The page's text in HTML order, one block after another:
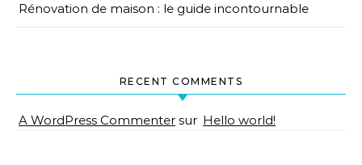
Rénovation de maison : le guide incontournable
RECENT COMMENTS
A WordPress Commenter sur Hello world!